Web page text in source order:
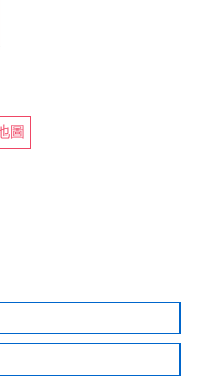
住
早餐很用心準備
圖